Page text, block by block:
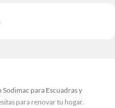
para Escuadras y
para renovar tu hogar.